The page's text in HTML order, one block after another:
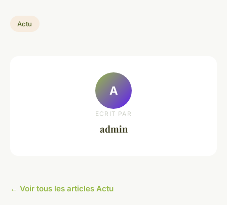
Actu
A
ECRIT PAR
admin
← Voir tous les articles Actu